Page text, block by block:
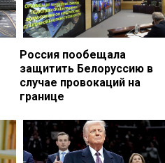
Россия пообещала
защитить Белоруссию в
случае провокаций на
границе